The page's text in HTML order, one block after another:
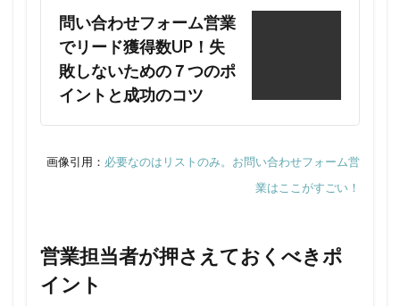
意点
2
問い
合わ
ムへ
適切
な頻
度
問い合わせフォーム営業
でリード獲得数UP！失
敗しないための７つのポ
イントと成功のコツ
画像引用： 必要なのはリストのみ。お問い合わせフォーム営
業はここがすごい！
営業担当者が押さえておくべきポ
イント